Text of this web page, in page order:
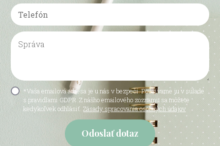
*Vaša emailová adresa je u nás v bezpečí. Používame ju v súlade
s pravidlami GDPR. Z nášho emailového zoznamu sa môžete
kedykoľvek odhlásiť. Zásady spracovania osobných údajov
Odoslať dotaz